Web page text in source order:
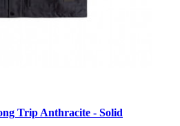
Trip Anthracite - Solid